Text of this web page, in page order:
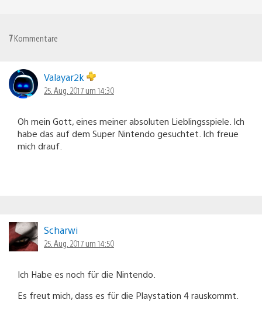
7Kommentare
Valayar2k
25. Aug. 2017 um 14:30
Oh mein Gott, eines meiner absoluten Lieblingsspiele. Ich
habe das auf dem Super Nintendo gesuchtet. Ich freue
mich drauf.
Scharwi
25. Aug. 2017 um 14:50
Ich Habe es noch für die Nintendo.
Es freut mich, dass es für die Playstation 4 rauskommt.